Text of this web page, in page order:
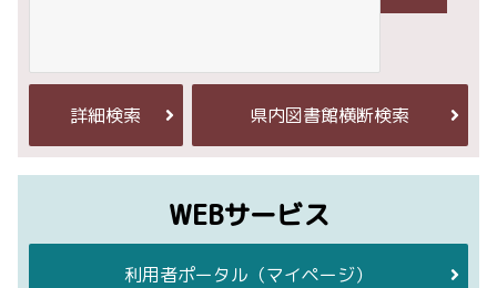
詳細検索 県内図書館横断検索
WEBサービス
利用者ポータル （マイページ）